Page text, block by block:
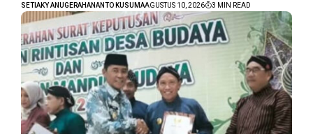
SETIAKY ANUGERAHANANTO KUSUMAAGUSTUS 10, 2026 3 MIN READ